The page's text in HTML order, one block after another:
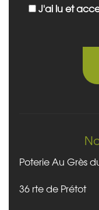
J'ai lu et
Poterie Au Grès
36 rte de Prétot